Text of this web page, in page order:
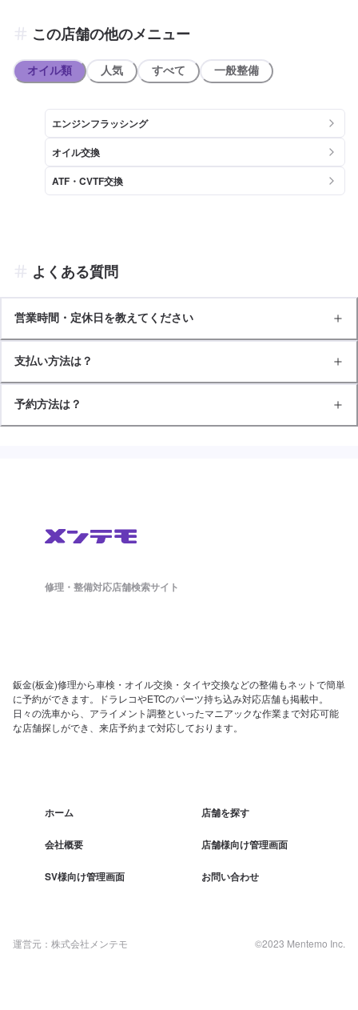
この店舗の他のメニュー
オイル類 人気 すべて 一般整備
エンジンフラッシング
オイル交換
ATF・CVTF交換
よくある質問
営業時間・定休日を教えてください
支払い方法は？
予約方法は？
修理・整備対応店舗検索サイト
鈑金(板金)修理から車検・オイル交換・タイヤ交換などの整備もネットで簡単
に予約ができます。ドラレコやETCのパーツ持ち込み対応店舗も掲載中。
日々の洗車から、アライメント調整といったマニアックな作業まで対応可能
な店舗探しができ、来店予約まで対応しております。
ホーム 店舗を探す
会社概要 店舗様向け管理画面
SV様向け管理画面 お問い合わせ
運営元：株式会社メンテモ ©2023 Mentemo Inc.